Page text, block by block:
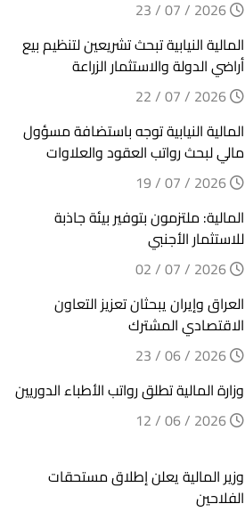
المالية النيابية تبحث تشريعين لتنظيم بيع
أراضي الدولة والاستثمار الزراعة
المالية النيابية توجه باستضافة مسؤول
مالي لبحث رواتب العقود والعلاوات
المالية: ملتزمون بتوفير بيئة جاذبة
للاستثمار الأجنبي
العراق وإيران يبحثان تعزيز التعاون
الاقتصادي المشترك
وزارة المالية تطلق رواتب الأطباء الدوريين
وزير المالية يعلن إطلاق مستحقات
الفلاحين